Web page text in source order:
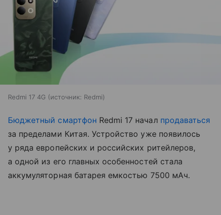
Redmi 17 4G источник: Redmi
Бюджетный смартфон Redmi 17 начал продаваться
за пределами Китая. Устройство уже появилось
у ряда европейских и российских ритейлеров,
а одной из его главных особенностей стала
аккумуляторная батарея емкостью 7500 мАч.